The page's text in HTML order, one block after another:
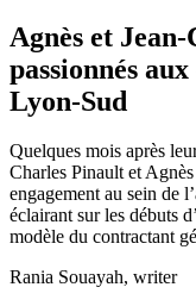
Agnès et
passionnés
Lyon-Sud
Quelques mois après
Charles Pinault et
engagement au sein de
éclairant sur les débuts
modèle du contractant
Rania Souayah, writer